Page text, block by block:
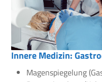
Innere Medizin:
Magenspiegelung